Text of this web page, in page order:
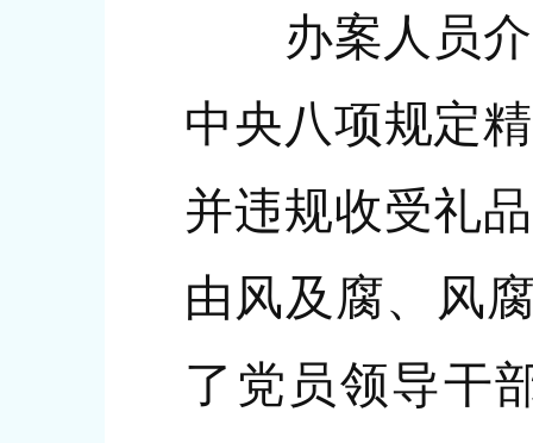
办案人员介
中央八项规定
并违规收受礼
由风及腐、风
了党员领导干